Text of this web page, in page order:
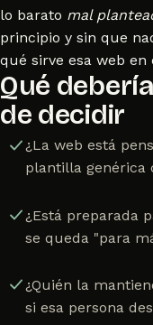
lo barato mal
principio y sin que
qué sirve esa web en
Qué
de decidir
¿La web está
plantilla genérica
¿Está preparada
se queda "para
¿Quién la
si esa persona